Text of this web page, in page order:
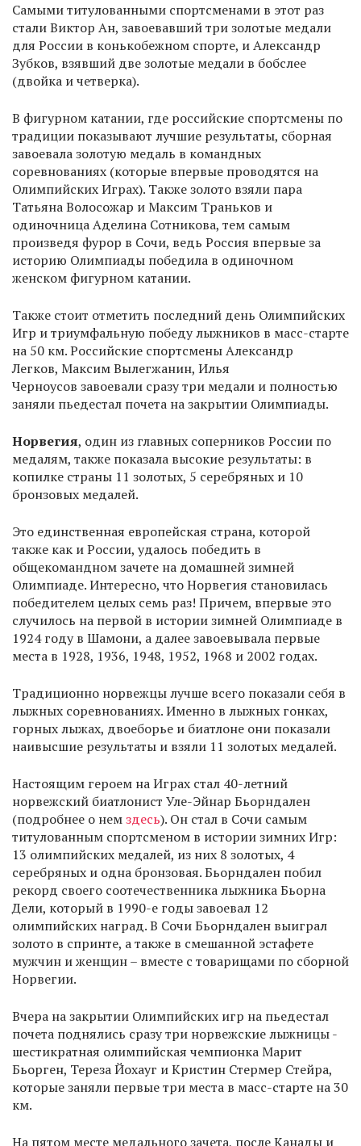
Самыми титулованными спортсменами в этот раз
стали Виктор Ан, завоевавший три золотые медали
для России в конькобежном спорте, и Александр
Зубков, взявший две золотые медали в бобслее
(двойка и четверка).
В фигурном катании, где российские спортсмены по
традиции показывают лучшие результаты, сборная
завоевала золотую медаль в командных
соревнованиях (которые впервые проводятся на
Олимпийских Играх). Также золото взяли пара
Татьяна Волосожар и Максим Траньков и
одиночница Аделина Сотникова, тем самым
произведя фурор в Сочи, ведь Россия впервые за
историю Олимпиады победила в одиночном
женском фигурном катании.
Также стоит отметить последний день Олимпийских
Игр и триумфальную победу лыжников в масс-старте
на 50 км. Российские спортсмены Александр
Легков, Максим Вылегжанин, Илья
Черноусов завоевали сразу три медали и полностью
заняли пьедестал почета на закрытии Олимпиады.
Норвегия, один из главных соперников России по
медалям, также показала высокие результаты: в
копилке страны 11 золотых, 5 серебряных и 10
бронзовых медалей.
Это единственная европейская страна, которой
также как и России, удалось победить в
общекомандном зачете на домашней зимней
Олимпиаде. Интересно, что Норвегия становилась
победителем целых семь раз! Причем, впервые это
случилось на первой в истории зимней Олимпиаде в
1924 году в Шамони, а далее завоевывала первые
места в 1928, 1936, 1948, 1952, 1968 и 2002 годах.
Традиционно норвежцы лучше всего показали себя в
лыжных соревнованиях. Именно в лыжных гонках,
горных лыжах, двоеборье и биатлоне они показали
наивысшие результаты и взяли 11 золотых медалей.
Настоящим героем на Играх стал 40-летний
норвежский биатлонист Уле-Эйнар Бьорндален
(подробнее о немздесь). Он стал в Сочи самым
титулованным спортсменом в истории зимних Игр:
13 олимпийских медалей, из них 8 золотых, 4
серебряных и одна бронзовая. Бьорндален побил
рекорд своего соотечественника лыжника Бьорна
Дели, который в 1990-е годы завоевал 12
олимпийских наград. В Сочи Бьорндален выиграл
золото в спринте, а также в смешанной эстафете
мужчин и женщин – вместе с товарищами по сборной
Норвегии.
Вчера на закрытии Олимпийских игр на пьедестал
почета поднялись сразу три норвежские лыжницы -
шестикратная олимпийская чемпионка Марит
Бьорген, Тереза Йохауг и Кристин Стермер Стейра,
которые заняли первые три места в масс-старте на 30
км.
На пятом месте медального зачета, после Канады и